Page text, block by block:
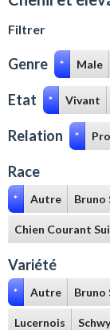
Filtrer
Genre * Male
Etat * Vivant
Relation *
Race
* Autre Bruno
Chien Courant
Variété
* Autre Bruno
Lucernois